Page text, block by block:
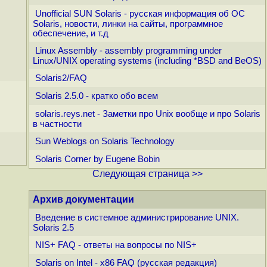
Unofficial SUN Solaris - русская информация об ОС
Solaris, новости, линки на сайты, программное
обеспечение, и т.д
Linux Assembly - assembly programming under
Linux/UNIX operating systems (including *BSD and BeOS)
Solaris2/FAQ
Solaris 2.5.0 - кратко обо всем
solaris.reys.net - Заметки про Unix вообще и про Solaris
в частности
Sun Weblogs on Solaris Technology
Solaris Corner by Eugene Bobin
Следующая страница >>
Архив документации
Введение в системное администрирование UNIX.
Solaris 2.5
NIS+ FAQ - ответы на вопросы по NIS+
Solaris on Intel - x86 FAQ (русская редакция)